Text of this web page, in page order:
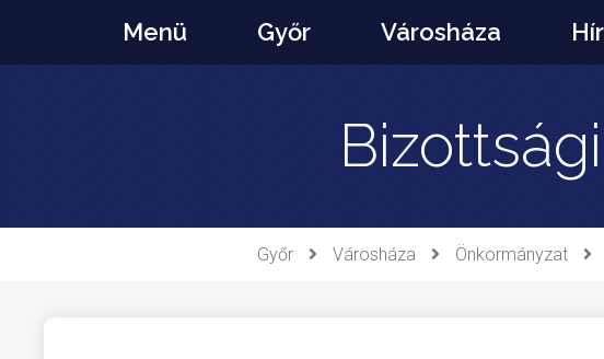
tartalomhoz
Menü Győr Városháza
Győr Városháza Önkormányzat